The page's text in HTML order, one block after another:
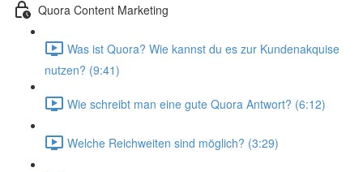
Quora Content Marketing
Was ist Quora? Wie kannst du es zur Kundenakquise
nutzen? (9:41)
Wie schreibt man eine gute Quora Antwort? (6:12)
Welche Reichweiten sind möglich? (3:29)